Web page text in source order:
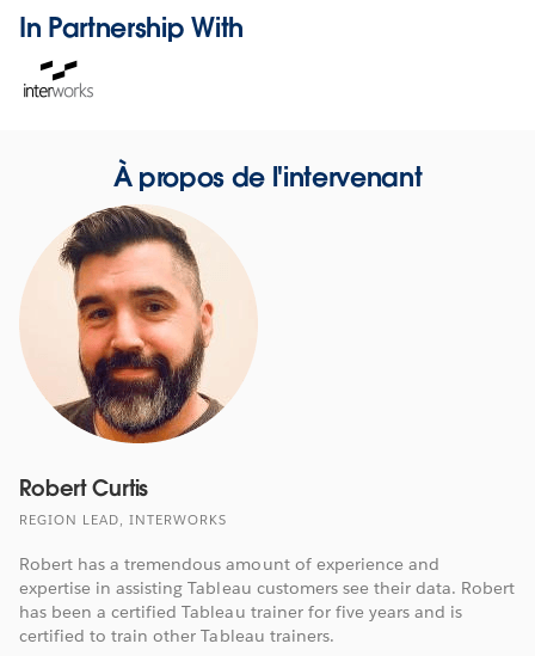
In Partnership With
Opens
in
À propos de l'intervenant
Robert Curtis
REGION LEAD, INTERWORKS
Robert has a tremendous amount of experience and
expertise in assisting Tableau customers see their data. Robert
has been a certified Tableau trainer for five years and is
certified to train other Tableau trainers.